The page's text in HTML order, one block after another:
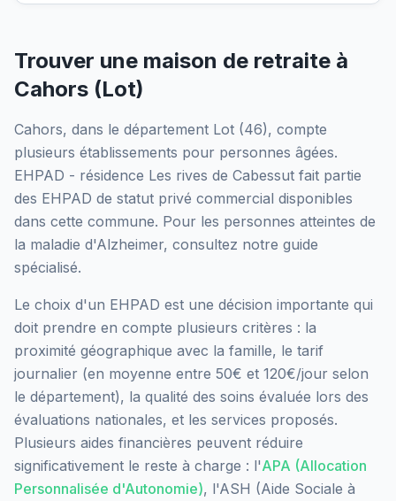
Trouver une maison de retraite à
Cahors (Lot)
Cahors, dans le département Lot (46), compte
plusieurs établissements pour personnes âgées.
EHPAD - résidence Les rives de Cabessut fait partie
des EHPAD de statut privé commercial disponibles
dans cette commune. Pour les personnes atteintes de
la maladie d'Alzheimer, consultez notre guide
spécialisé.
Le choix d'un EHPAD est une décision importante qui
doit prendre en compte plusieurs critères : la
proximité géographique avec la famille, le tarif
journalier (en moyenne entre 50€ et 120€/jour selon
le département), la qualité des soins évaluée lors des
évaluations nationales, et les services proposés.
Plusieurs aides financières peuvent réduire
significativement le reste à charge : l'APA (Allocation
Personnalisée d'Autonomie), l'ASH (Aide Sociale à